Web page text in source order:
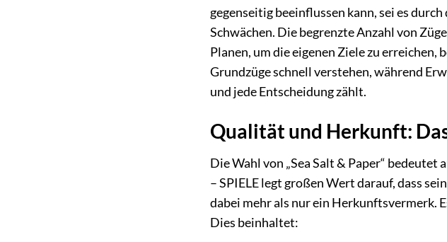
gegenseitig beeinflussen kann, sei es
Schwächen. Die begrenzte Anzahl von
Planen, um die eigenen Ziele zu
Grundzüge schnell verstehen, während
und jede Entscheidung zählt.
Qualität und Herkunft:
Die Wahl von „Sea Salt & Paper“
– SPIELE legt großen Wert darauf, dass
dabei mehr als nur ein Herkunftsvermerk.
Dies beinhaltet: